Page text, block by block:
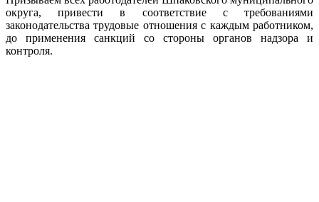
округа, привести в соответствие с требованиями
законодательства трудовые отношения с каждым работником,
до применения санкций со стороны органов надзора и
контроля.